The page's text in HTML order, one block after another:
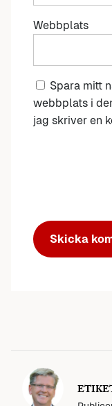
Webbplats
Spara mitt
webbplats i
jag skriver en